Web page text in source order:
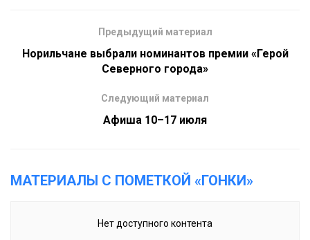
Предыдущий материал
Норильчане выбрали номинантов премии «Герой
Северного города»
Следующий материал
Афиша 10–17 июля
МАТЕРИАЛЫ С ПОМЕТКОЙ «ГОНКИ»
Нет доступного контента